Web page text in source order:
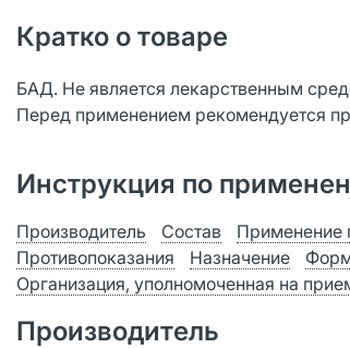
Кратко о товаре
БАД. Не является лекарственным
Перед применением рекомендуется
Инструкция по
Производитель Состав Применение
Противопоказания
Назначение
Организация, уполномоченная на
Производитель